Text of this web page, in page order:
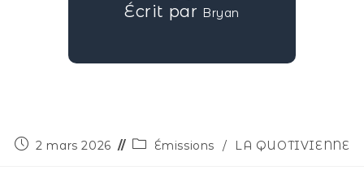
Écrit par Bryan
2 mars 2026 Émissions / LA QUOTIVIENNE